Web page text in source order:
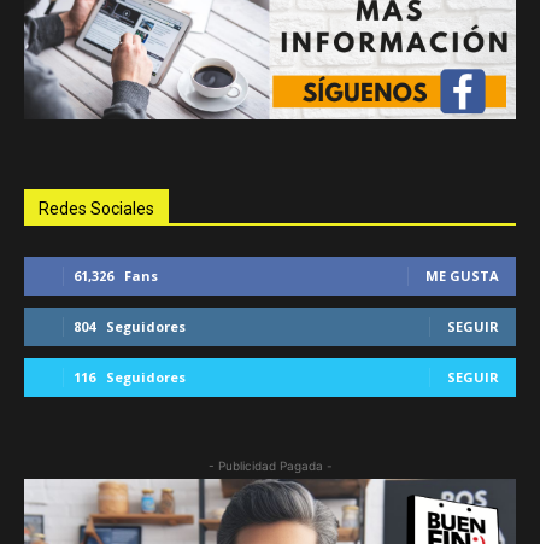
Redes Sociales
61,326 Fans ME GUSTA
804 Seguidores SEGUIR
116 Seguidores SEGUIR
- Publicidad Pagada -